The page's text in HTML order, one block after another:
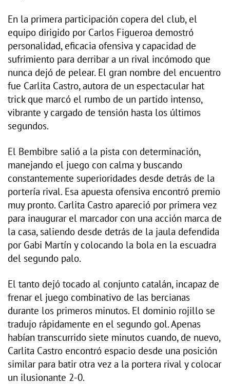
En la primera participación copera del club, el
equipo dirigido por Carlos Figueroa demostró
personalidad, eficacia ofensiva y capacidad de
sufrimiento para derribar a un rival incómodo que
nunca dejó de pelear. El gran nombre del encuentro
fue Carlita Castro, autora de un espectacular hat
trick que marcó el rumbo de un partido intenso,
vibrante y cargado de tensión hasta los últimos
segundos.
El Bembibre salió a la pista con determinación,
manejando el juego con calma y buscando
constantemente superioridades desde detrás de la
portería rival. Esa apuesta ofensiva encontró premio
muy pronto. Carlita Castro apareció por primera vez
para inaugurar el marcador con una acción marca de
la casa, saliendo desde detrás de la jaula defendida
por Gabi Martín y colocando la bola en la escuadra
del segundo palo.
El tanto dejó tocado al conjunto catalán, incapaz de
frenar el juego combinativo de las bercianas
durante los primeros minutos. El dominio rojillo se
tradujo rápidamente en el segundo gol. Apenas
habían transcurrido siete minutos cuando, de nuevo,
Carlita Castro encontró espacio desde una posición
similar para batir otra vez a la portera rival y colocar
un ilusionante 2-0.